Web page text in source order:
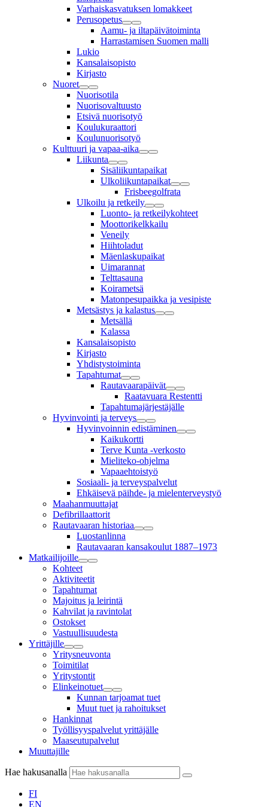
Varhaiskasvatuksen lomakkeet
Perusopetus
Aamu- ja iltapäivätoiminta
Harrastamisen Suomen malli
Lukio
Kansalaisopisto
Kirjasto
Nuoret
Nuorisotila
Nuorisovaltuusto
Etsivä nuorisotyö
Koulukuraattori
Koulunuorisotyö
Kulttuuri ja vapaa-aika
Liikunta
Sisäliikuntapaikat
Ulkoliikuntapaikat
Frisbeegolfrata
Ulkoilu ja retkeily
Luonto- ja retkeilykohteet
Moottorikelkkailu
Veneily
Hiihtoladut
Mäenlaskupaikat
Uimarannat
Telttasauna
Koirametsä
Matonpesupaikka ja vesipiste
Metsästys ja kalastus
Metsällä
Kalassa
Kansalaisopisto
Kirjasto
Yhdistystoiminta
Tapahtumat
Rautavaarapäivät
Raatavuara Restentti
Tapahtumajärjestäjälle
Hyvinvointi ja terveys
Hyvinvoinnin edistäminen
Kaikukortti
Terve Kunta -verkosto
Mieliteko-ohjelma
Vapaaehtoistyö
Sosiaali- ja terveyspalvelut
Ehkäisevä päihde- ja mielenterveystyö
Maahanmuuttajat
Defibrillaattorit
Rautavaaran historiaa
Luostanlinna
Rautavaaran kansakoulut 1887–1973
Matkailijoille
Kohteet
Aktiviteetit
Tapahtumat
Majoitus ja leirintä
Kahvilat ja ravintolat
Ostokset
Vastuullisuudesta
Yrittäjille
Yritysneuvonta
Toimitilat
Yritystontit
Elinkeinotuet
Kunnan tarjoamat tuet
Muut tuet ja rahoitukset
Hankinnat
Työllisyyspalvelut yrittäjälle
Maaseutupalvelut
Muuttajille
Hae hakusanalla
FI
EN